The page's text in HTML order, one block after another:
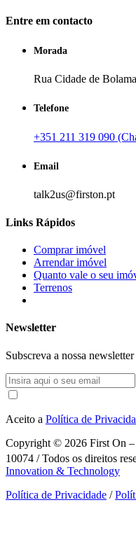
Entre em contacto
Morada
Rua Cidade de
Telefone
+351 211 319 090
Email
talk2us@firston.pt
Links Rápidos
Comprar imóvel
Arrendar imóvel
Quanto vale o seu
Terrenos
Newsletter
Subscreva a nossa newsletter
Aceito a Política de
Copyright © 2026 First On
10074 / Todos os direitos
Innovation & Technology
Política de Privacidade /